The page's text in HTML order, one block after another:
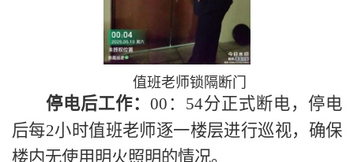
值班老师锁隔断门
停电后工作： 00：54分正式断电，停电
后每2小时值班老师逐一楼层进行巡视，确保
楼内无使用明火照明的情况。